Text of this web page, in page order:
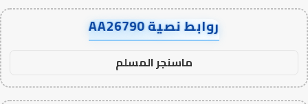
روابط نصية AA26790
ماسنجر المسلم